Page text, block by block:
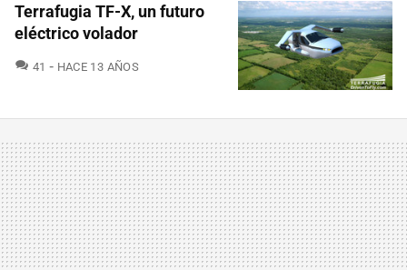
Terrafugia TF-X, un futuro
eléctrico volador
41 COMENTARIOS
HACE 13 AÑOS